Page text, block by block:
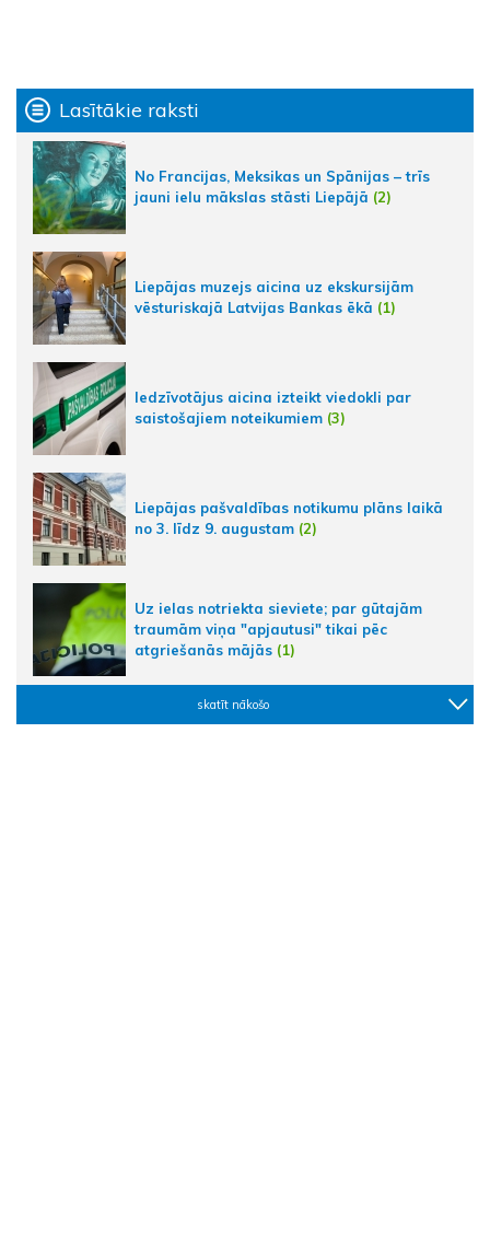
Lasītākie raksti
No Francijas, Meksikas un Spānijas – trīs
jauni ielu mākslas stāsti Liepājā (2)
Liepājas muzejs aicina uz ekskursijām
vēsturiskajā Latvijas Bankas ēkā (1)
Iedzīvotājus aicina izteikt viedokli par
saistošajiem noteikumiem (3)
Liepājas pašvaldības notikumu plāns laikā
no 3. līdz 9. augustam (2)
Uz ielas notriekta sieviete; par gūtajām
traumām viņa "apjautusi" tikai pēc
atgriešanās mājās (1)
skatīt nākošo